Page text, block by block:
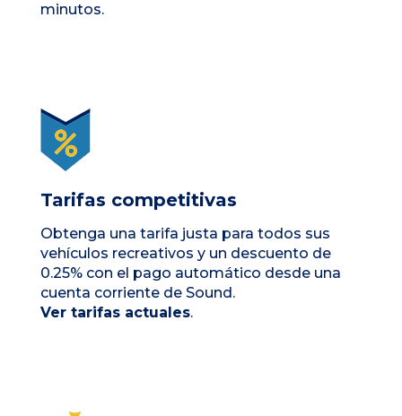
minutos.
Tarifas competitivas
Obtenga una tarifa justa para todos sus
vehículos recreativos y un descuento de
0.25% con el pago automático desde una
cuenta corriente de Sound.
Ver tarifas actuales.